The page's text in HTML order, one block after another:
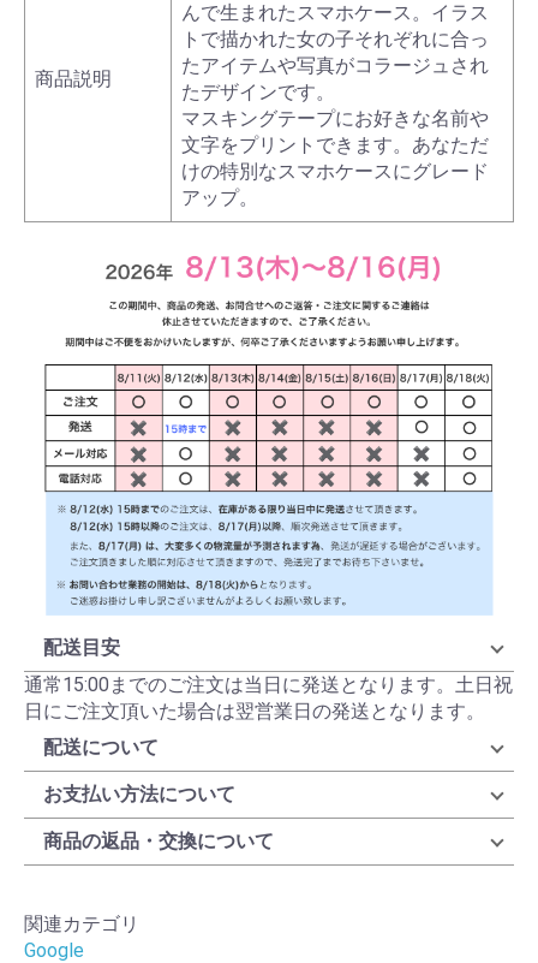
商品説明
んで生まれたスマホケース。イラス
トで描かれた女の子それぞれに合っ
たアイテムや写真がコラージュされ
たデザインです。
マスキングテープにお好きな名前や
文字をプリントできます。あなただ
けの特別なスマホケースにグレード
アップ。
配送目安
通常15:00までのご注文は当日に発送となります。土日祝
日にご注文頂いた場合は翌営業日の発送となります。
配送について
お支払い方法について
商品の返品・交換について
関連カテゴリ
Google